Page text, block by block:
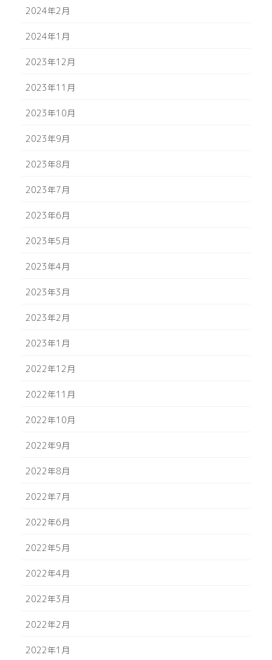
2024年2月
2024年1月
2023年12月
2023年11月
2023年10月
2023年9月
2023年8月
2023年7月
2023年6月
2023年5月
2023年4月
2023年3月
2023年2月
2023年1月
2022年12月
2022年11月
2022年10月
2022年9月
2022年8月
2022年7月
2022年6月
2022年5月
2022年4月
2022年3月
2022年2月
2022年1月